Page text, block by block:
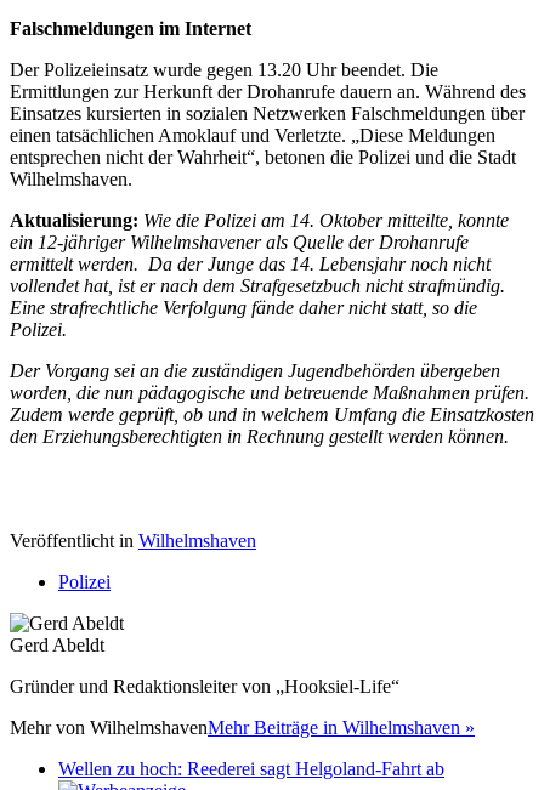
Falschmeldungen im Internet
Der Polizeieinsatz wurde gegen 13.20 Uhr beendet. Die
Ermittlungen zur Herkunft der Drohanrufe dauern an. Während des
Einsatzes kursierten in sozialen Netzwerken Falschmeldungen über
einen tatsächlichen Amoklauf und Verletzte. „Diese Meldungen
entsprechen nicht der Wahrheit“, betonen die Polizei und die Stadt
Wilhelmshaven.
Aktualisierung: Wie die Polizei am 14. Oktober mitteilte, konnte
ein 12-jähriger Wilhelmshavener als Quelle der Drohanrufe
ermittelt werden. Da der Junge das 14. Lebensjahr noch nicht
vollendet hat, ist er nach dem Strafgesetzbuch nicht strafmündig.
Eine strafrechtliche Verfolgung fände daher nicht statt, so die
Polizei.
Der Vorgang sei an die zuständigen Jugendbehörden übergeben
worden, die nun pädagogische und betreuende Maßnahmen prüfen.
Zudem werde geprüft, ob und in welchem Umfang die Einsatzkosten
den Erziehungsberechtigten in Rechnung gestellt werden können.
Veröffentlicht in Wilhelmshaven
Polizei
Gerd Abeldt
Gründer und Redaktionsleiter von „Hooksiel-Life“
Mehr von WilhelmshavenMehr Beiträge in Wilhelmshaven »
Wellen zu hoch: Reederei sagt Helgoland-Fahrt ab